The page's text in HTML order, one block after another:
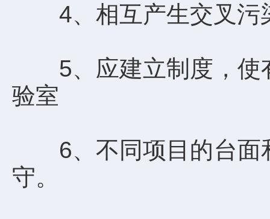
4、相互产生交叉污
5、应建立制度，使
验室
6、不同项目的台面
守。